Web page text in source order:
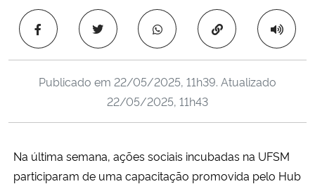
Ministério da Saúde
Ministério de Minas e Energia
Ministério da Ciência, Tecnologia, Inovações e Comunicações
Ministério do Meio Ambiente
Ministério do Turismo
Copiar para área
Publicado em 22/05/2025, 11h39. Atualizado
22/05/2025, 11h43
Na última semana, ações sociais incubadas na UFSM
participaram de uma capacitação promovida pelo Hub